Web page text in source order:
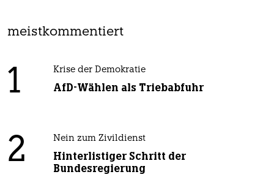
meistkommentiert
1 Krise der Demokratie
AfD-Wählen als Triebabfuhr
2 Nein zum Zivildienst
Hinterlistiger Schritt der
Bundesregierung